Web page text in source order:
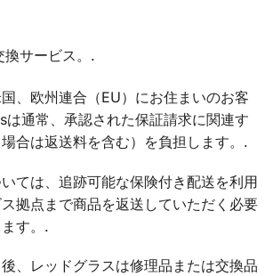
換サービス。.
、欧州連合（EU）にお住まいのお客
は通常、承認された保証請求に関連す
合は返送料を含む）を負担します。.
ては、追跡可能な保険付き配送を利用
拠点まで商品を返送していただく必要
す。.
、レッドグラスは修理品または交換品